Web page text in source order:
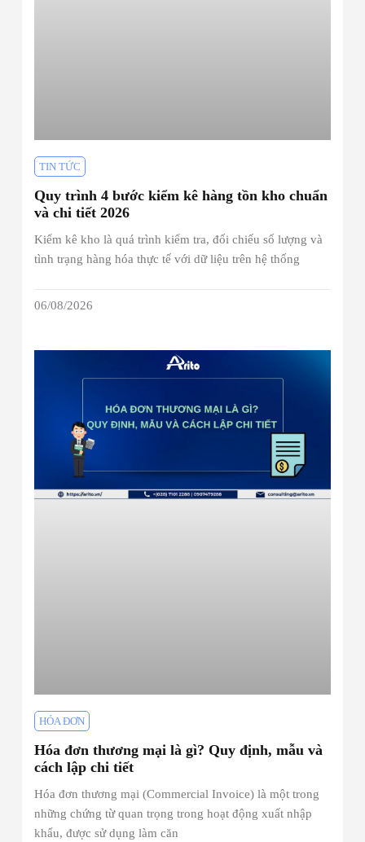
TIN TỨC
Quy trình 4 bước kiểm kê hàng tồn kho chuẩn
và chi tiết 2026
Kiểm kê kho là quá trình kiểm tra, đối chiếu số lượng và
tình trạng hàng hóa thực tế với dữ liệu trên hệ thống
06/08/2026
HÓA ĐƠN
Hóa đơn thương mại là gì? Quy định, mẫu và
cách lập chi tiết
Hóa đơn thương mại (Commercial Invoice) là một trong
những chứng từ quan trọng trong hoạt động xuất nhập
khẩu, được sử dụng làm căn